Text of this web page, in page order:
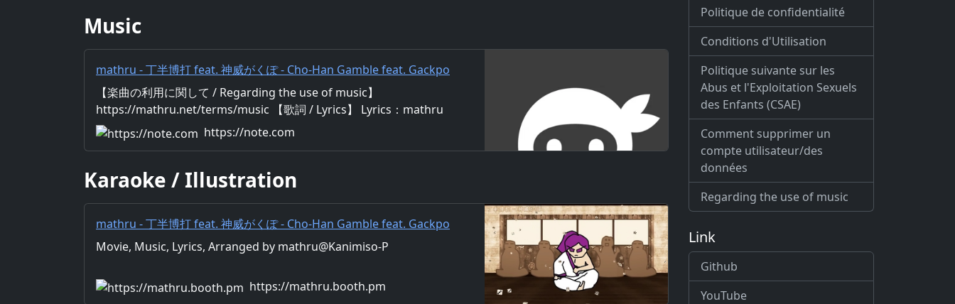
Music
mathru - 丁半博打 feat. 神威がくぽ - Cho-Han Gamble feat. Gackpo
Camui｜mathru
【楽曲の利用に関して / Regarding the use of music】
https://mathru.net/terms/music 【歌詞 / Lyrics】 Lyrics：mathru
Music：mathru Arrange：mathru Sing：Gackpo Camui （お寿司
お寿司 極上のお寿司） （お寿司 お寿司 極上のお寿司） 近頃の世
溢れる性格も良し！の俺が 一から九まで勝てなくて 右を左を見渡して
https://note.com
Karaoke / Illustration
mathru - 丁半博打 feat. 神威がくぽ - Cho-Han Gamble feat. Gackpo
Camui - mathruねっと - BOOTH
Movie, Music, Lyrics, Arranged by mathru@Kanimiso-P
https://mathru.booth.pm
Politique de confidentialité
Conditions d'Utilisation
Politique suivante sur les
Abus et l'Exploitation Sexuels
des Enfants (CSAE)
Comment supprimer un
compte utilisateur/des
données
Regarding the use of music
Link
Github
YouTube